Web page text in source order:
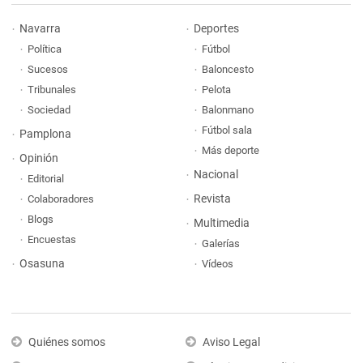
Navarra
Política
Sucesos
Tribunales
Sociedad
Pamplona
Opinión
Editorial
Colaboradores
Blogs
Encuestas
Osasuna
Deportes
Fútbol
Baloncesto
Pelota
Balonmano
Fútbol sala
Más deporte
Nacional
Revista
Multimedia
Galerías
Vídeos
Quiénes somos
Aviso Legal